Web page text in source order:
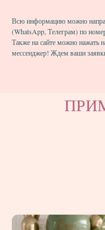
Всю информацию можно
(WhatsApp, Телеграм) по
Также на сайте можно нажать
мессенджер! Ждем ваши